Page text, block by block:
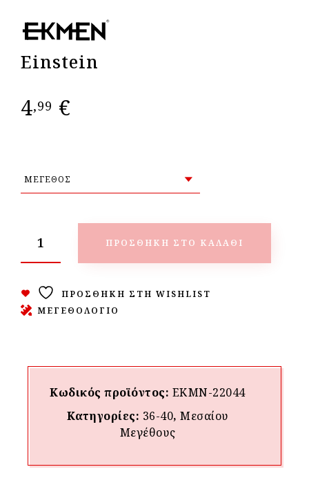
Einstein
4,99 €
ΠΡΟΣΘΉΚΗ ΣΤΟ ΚΑΛΆΘΙ
ΠΡΟΣΘΉΚΗ ΣΤΗ WISHLIST
ΜΕΓΕΘΟΛΟΓΙΟ
Κωδικός προϊόντος: ΕΚΜΝ-22044
Κατηγορίες: 36-40, Μεσαίου
Mεγέθους